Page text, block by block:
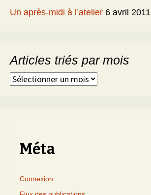
Un après-midi à l’atelier 6 avril 2011
Articles triés par mois
Articles
Méta
Connexion